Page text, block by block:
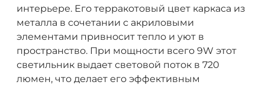
интерьере. Его терракотовый цвет каркаса из
металла в сочетании с акриловыми
элементами привносит тепло и уют в
пространство. При мощности всего 9W этот
светильник выдает световой поток в 720
люмен, что делает его эффективным